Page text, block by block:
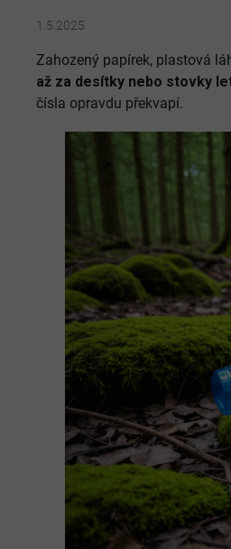
1.5.2025
Zahozený papírek, plastová
až za desítky nebo stovky
čísla opravdu překvapí.